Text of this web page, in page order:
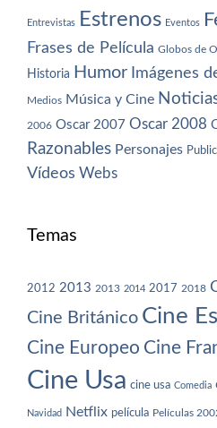
Entrevistas Estrenos Eventos
Frases de Película Globos de
Historia Humor Imágenes
Medios Música y Cine
2006 Oscar 2007 Oscar 2008
Razonables Personajes
Vídeos Webs
Temas
2012 2013 2013 2014 2017 2018
Cine Británico Cine
Cine Europeo Cine
Cine Usa cine usa Comedia
Navidad Netflix película Películas